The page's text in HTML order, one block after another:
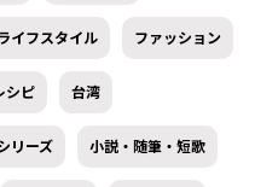
イフスタイル ファッション
シピ 台湾
リーズ 小説・随筆・短歌